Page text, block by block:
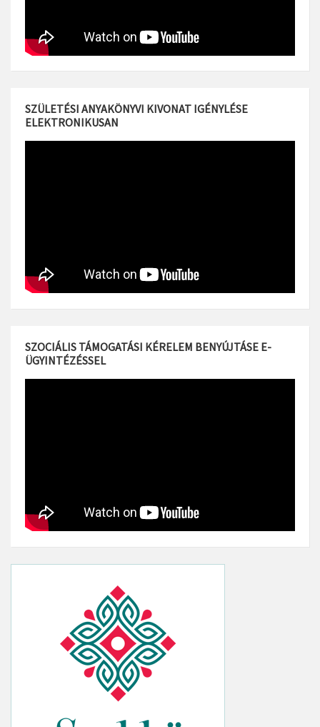
SZÜLETÉSI ANYAKÖNYVI KIVONAT IGÉNYLÉSE
ELEKTRONIKUSAN
SZOCIÁLIS TÁMOGATÁSI KÉRELEM BENYÚJTÁSE E-
ÜGYINTÉZÉSSEL